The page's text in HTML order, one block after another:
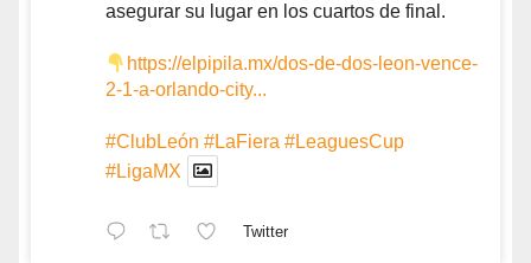
asegurar su lugar en los cuartos de final.
https://elpipila.mx/dos-de-dos-leon-vence-
2-1-a-orlando-city...
#ClubLeón #LaFiera #LeaguesCup
#LigaMX
Twitter